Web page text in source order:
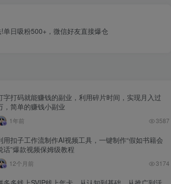
单日吸粉500+，微信好友直接爆仓
字打码就能赚钱的副业，利用碎片时间，实现月入过
，简单的赚钱小副业
1年前 3587
用扣子工作流制作AI视频工具，一键制作“假如书籍会
话”爆款视频保姆级教程
12个月前 3174